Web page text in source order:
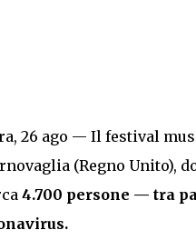
26 ago — Il festival
(Regno
4.700 persone — tra